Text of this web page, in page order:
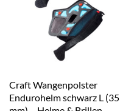
Craft Wangenpolster
Endurohelm schwarz L (35